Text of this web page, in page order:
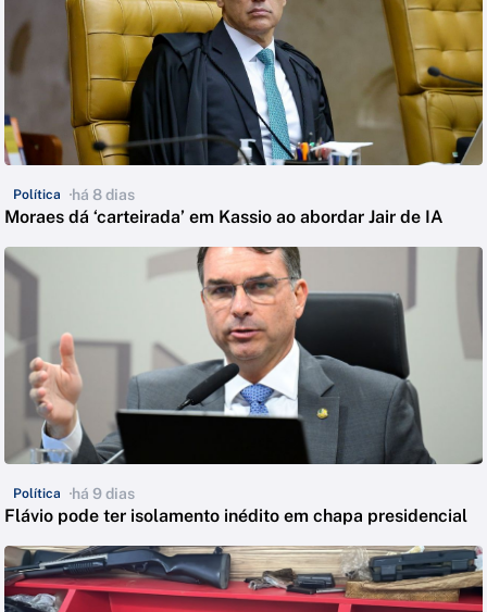
Política há 8 dias
Moraes dá ‘carteirada’ em Kassio ao abordar Jair de IA
Política há 9 dias
Flávio pode ter isolamento inédito em chapa presidencial